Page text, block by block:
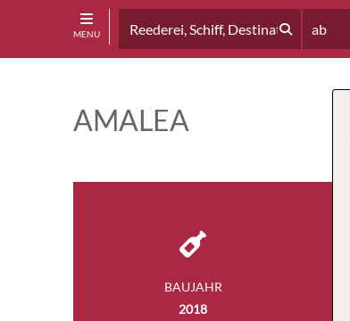
MENU ab
AMALEA
BAUJAHR
2018